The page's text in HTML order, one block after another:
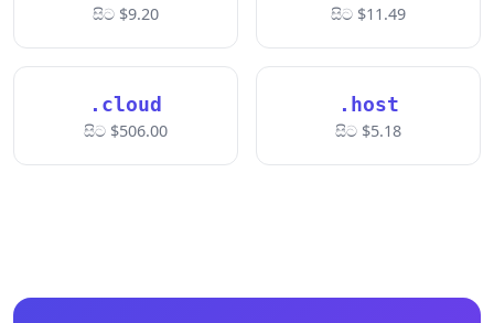
සිට $9.20 සිට $11.49
.cloud
සිට $506.00
.host
සිට $5.18